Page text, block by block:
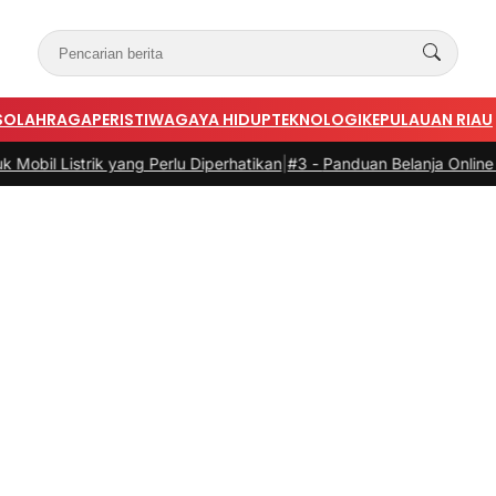
OLAHRAGAPERISTIWAGAYA HIDUPTEKNOLOGIKEPULAUAN RIAU
Perlu Diperhatikan|#3 -Panduan Belanja Online Cerdas: Pilih